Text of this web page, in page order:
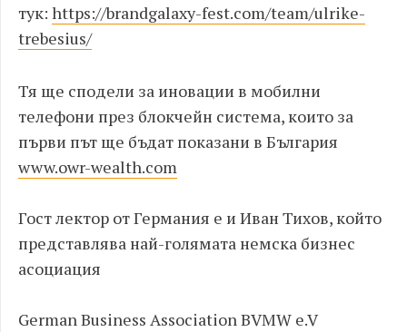
тук: https://brandgalaxy-fest.com/team/ulrike-
trebesius/
Тя ще сподели за иновации в мобилни
телефони през блокчейн система, които за
първи път ще бъдат показани в България
www.owr-wealth.com
Гост лектор от Германия е и Иван Тихов, който
представлява най-голямата немска бизнес
асоциация
German Business Association BVMW e.V